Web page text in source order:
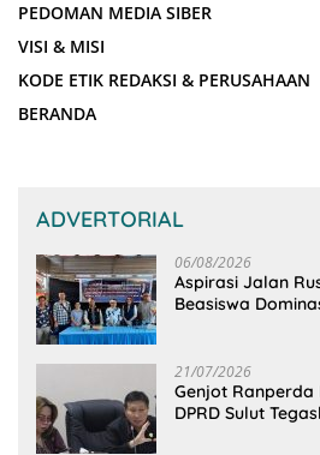
PEDOMAN MEDIA SIBER
VISI & MISI
KODE ETIK REDAKSI & PERUSAHAAN
BERANDA
ADVERTORIAL
06/08/2026
Aspirasi Jalan
Beasiswa
21/07/2026
Genjot Ranperda
DPRD Sulut